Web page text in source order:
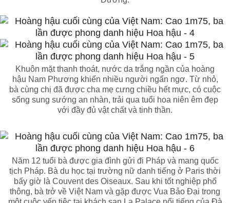
Khuôn mặt thanh thoát, nước da trắng ngần của hoàng
hậu Nam Phương khiến nhiều người ngẩn ngơ. Từ nhỏ,
bà cùng chị đã được cha mẹ cưng chiều hết mực, có cuộc
sống sung sướng an nhàn, trải qua tuổi hoa niên êm đẹp
với đầy đủ vật chất và tinh thần.
Năm 12 tuổi bà được gia đình gửi đi Pháp và mang quốc
tịch Pháp. Bà du học tại trường nữ danh tiếng ở Paris thời
bấy giờ là Couvent des Oiseaux. Sau khi tốt nghiệp phổ
thông, bà trở về Việt Nam và gặp được Vua Bảo Đại trong